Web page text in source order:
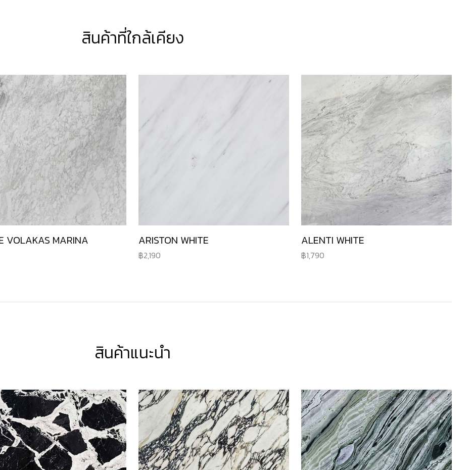
สินค้าที่ใกล้เคียง
VOLAKAS MARINA ARISTON WHITE
2,190
ALENTI WHITE
1,790
สินค้าแนะนำ